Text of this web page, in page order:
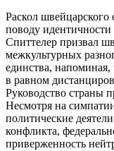
Раскол швейцарского
поводу
Спиттелер призвал
межкультурных
единства, напоминая,
в равном
Руководство страны
Несмотря на
политические
конфликта,
приверженность